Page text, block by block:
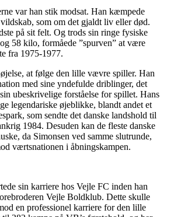
var han stik modsat. Han kæmpede
som om det gjaldt liv eller død.
på sit felt. Og trods sin ringe fysiske
58 kilo, formåede ”spurven” at være
fra 1975-1977.
at følge den lille vævre spiller. Han
med sine yndefulde driblinger, det
ubeskrivelige forståelse for spillet. Hans
legendariske øjeblikke, blandt andet et
som sendte det danske landshold til
1984. Desuden kan de fleste danske
da Simonsen ved samme slutrunde,
værtsnationen i åbningskampen.
sin karriere hos Vejle FC inden han
Vejle Boldklub. Dette skulle
en professionel karriere for den lille